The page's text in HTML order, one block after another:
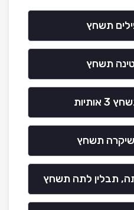
תשחץ
תשחץ
שיקרה תשחץ
תה, תבלין לתה תשחץ